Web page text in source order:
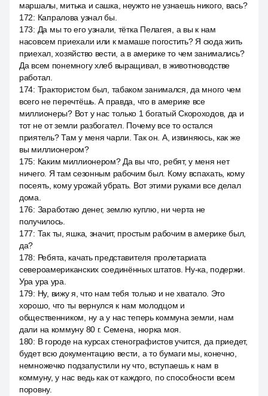
маршалы, митька и сашка, неужто не узнаешь никого, вась?
172: Капралова узнал бы.
173: Да мы то его узнали, тётка Пелагея, а вы к нам
насовсем приехали или к мамаше погостить? Я сюда жить
приехал, хозяйство вести, а в америке то чем занимались?
Да всем понемногу хлеб выращивал, в животноводстве
работал.
174: Трактористом был, табаком занимался, да много чем
всего не перечтёшь. А правда, что в америке все
миллионеры? Вот у нас только 1 богатый Скороходов, да и
тот не от земли разбогател. Почему все то остался
приятель? Там у меня чарли. Так он. А, извиняюсь, как же
вы миллионером?
175: Каким миллионером? Да вы что, ребят, у меня нет
ничего. Я там сезонным рабочим был. Кому вспахать, кому
посеять, кому урожай убрать. Вот этими руками все делал
дома.
176: Заработаю денег, землю куплю, ни черта не
получилось.
177: Так ты, яшка, значит, простым рабочим в америке был,
да?
178: Ребята, качать представителя пролетариата
североамериканских соединённых штатов. Ну-ка, подержи.
Ура ура ура.
179: Ну, вижу я, что нам тебя только и не хватало. Это
хорошо, что ты вернулся к нам молодцом и
общественником, ну а у нас теперь коммуна земли, нам
дали на коммуну 80 г. Семена, нюрка моя.
180: В городе на курсах стенографистов учится, да приедет,
будет всю документацию вести, а то бумаги мы, конечно,
немножечко подзапустили ну что, вступаешь к нам в
коммуну, у нас ведь как от каждого, по способности всем
поровну.